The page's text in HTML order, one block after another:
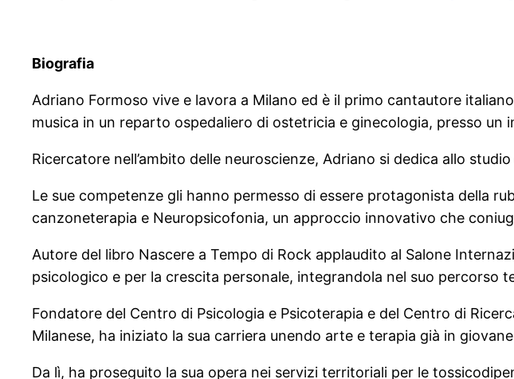
Biografia
Adriano Formoso vive e lavora a Milano ed è il primo cantautore
musica in un reparto ospedaliero di ostetricia e ginecologia, presso un
Ricercatore nell’ambito delle neuroscienze, Adriano si dedica allo
Le sue competenze gli hanno permesso di essere protagonista della
canzoneterapia e Neuropsicofonia, un approccio innovativo che
Autore del libro Nascere a Tempo di Rock applaudito al Salone
psicologico e per la crescita personale, integrandola nel suo percorso
Fondatore del Centro di Psicologia e Psicoterapia e del Centro di
Milanese, ha iniziato la sua carriera unendo arte e terapia già in
Da lì, ha proseguito la sua opera nei servizi territoriali per le